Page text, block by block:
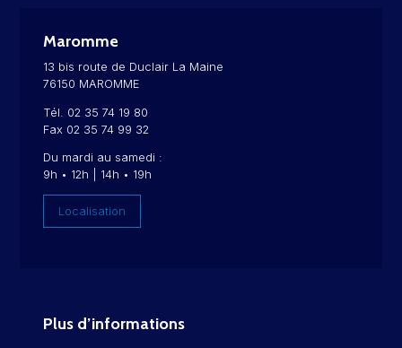
Maromme
13 bis route de Duclair La Maine
76150 MAROMME
Tél. 02 35 74 19 80
Fax 02 35 74 99 32
Du mardi au samedi :
9h • 12h | 14h • 19h
Localisation
Plus d’informations